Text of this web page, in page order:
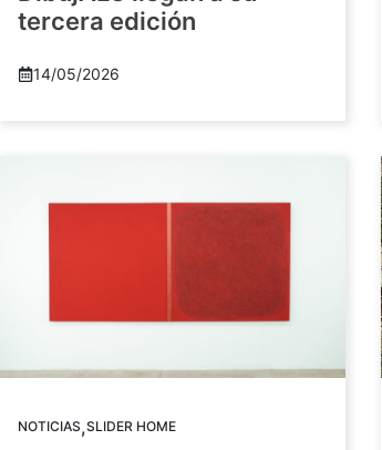
tercera edición
14/05/2026
NOTICIAS,SLIDER HOME